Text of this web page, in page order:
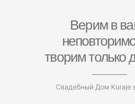
Верим в
творим только
Свадебный Дом Kuraje